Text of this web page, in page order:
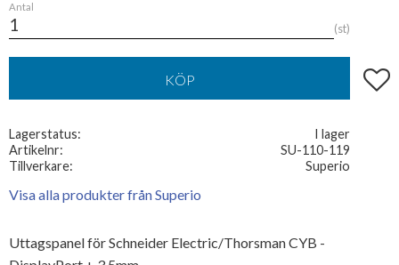
Antal
st
KÖP Lägg
Lagerstatus
I lager
Artikelnr
SU-110-119
Tillverkare
Superio
Visa alla produkter från Superio
Uttagspanel för Schneider Electric/Thorsman CYB -